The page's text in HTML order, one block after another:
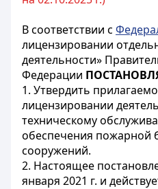
В соответствии с
лицензировании
деятельности»
Федерации
1. Утвердить
лицензировании
техническому
обеспечения пожарной
сооружений.
2. Настоящее
января 2021 г. и